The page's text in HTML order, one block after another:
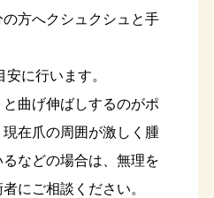
方へクシュクシュと手
に行います。
曲げ伸ばしするのがポ
在爪の周囲が激しく腫
などの場合は、無理を
にご相談ください。